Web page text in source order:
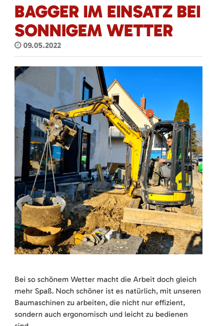
BAGGER IM EINSATZ BEI
SONNIGEM WETTER
09.05.2022
Bei so schönem Wetter macht die Arbeit doch gleich
mehr Spaß. Noch schöner ist es natürlich, mit unseren
Baumaschinen zu arbeiten, die nicht nur effizient,
sondern auch ergonomisch und leicht zu bedienen